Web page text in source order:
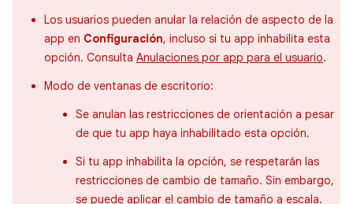
Los usuarios pueden anular la relación de aspecto de la
app en Configuración, incluso si tu app inhabilita esta
opción. Consulta Anulaciones por app para el usuario.
Modo de ventanas de escritorio:
Se anulan las restricciones de orientación a pesar
de que tu app haya inhabilitado esta opción.
Si tu app inhabilita la opción, se respetarán las
restricciones de cambio de tamaño. Sin embargo,
se puede aplicar el cambio de tamaño a escala.